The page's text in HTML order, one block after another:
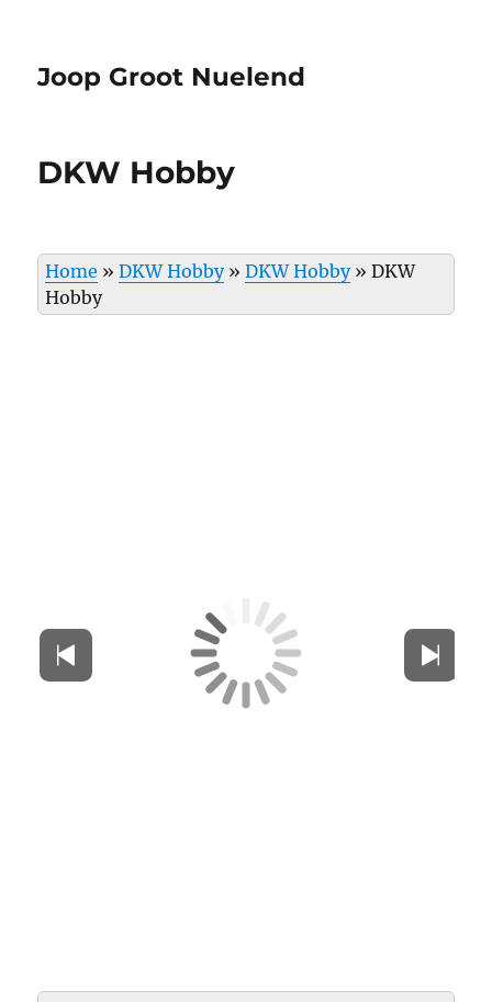
Joop Groot Nuelend
DKW Hobby
Home »DKW Hobby»DKW Hobby»DKW
Hobby